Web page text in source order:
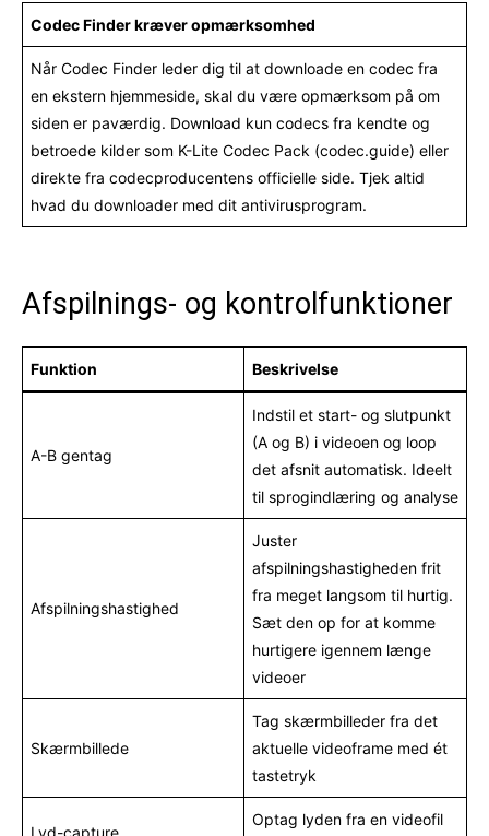
Codec Finder kræver opmærksomhed
Når Codec Finder leder dig til at downloade en codec fra
en ekstern hjemmeside, skal du være opmærksom på om
siden er paværdig. Download kun codecs fra kendte og
betroede kilder som K-Lite Codec Pack (codec.guide) eller
direkte fra codecproducentens officielle side. Tjek altid
hvad du downloader med dit antivirusprogram.
Afspilnings- og kontrolfunktioner
Funktion Beskrivelse
A-B gentag
Indstil et start- og slutpunkt
(A og B) i videoen og loop
det afsnit automatisk. Ideelt
til sprogindlæring og analyse
Afspilningshastighed
Juster
afspilningshastigheden frit
fra meget langsom til hurtig.
Sæt den op for at komme
hurtigere igennem længe
videoer
Skærmbillede
Tag skærmbilleder fra det
aktuelle videoframe med ét
tastetryk
Lyd-capture
Optag lyden fra en videofil